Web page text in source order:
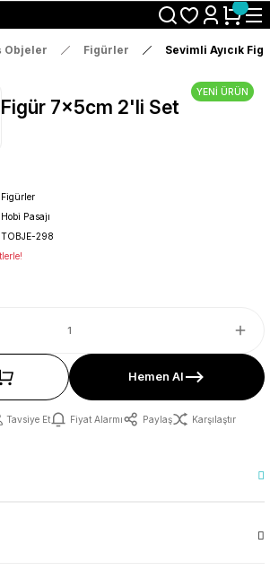
Sepette Hemen %10 İndirimi Kaçırma
Objeler Figürler Sevimli Ayıcık
YENİ ÜRÜN
Figür 7x5cm 2'li Set
Figürler
Hobi Pasajı
TOBJE-298
Hemen Al
Tavsiye Et Fiyat Alarmı Paylaş Karşılaştır